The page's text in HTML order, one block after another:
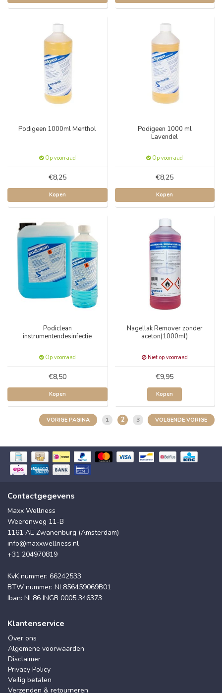
Podigeen 1000ml Menthol
Op voorraad
€8,25
Kopen
Podigeen 1000 ml
Lavendel
Op voorraad
€8,25
Kopen
Podiclean
instrumentendesinfectie
Op voorraad
€8,50
Kopen
Nagellak Remover zonder
aceton(1000ml)
Niet op voorraad
€9,95
Kopen
VORIGE PAGINA 1 2 3 VOLGENDE VORIGE
Contactgegevens
Maxx Wellness
Weerenweg 11-B
1161 AE Zwanenburg (Amsterdam)
info@maxxwellness.nl
+31 204970819
KvK nummer: 66242533
BTW nummer: NL856459069B01
Iban: NL86 INGB 0005 346373
Klantenservice
Over ons
Algemene voorwaarden
Disclaimer
Privacy Policy
Veilig betalen
Verzenden & retourneren